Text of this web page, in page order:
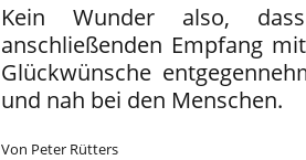
Kein Wunder also,
anschließenden Empfang
Glückwünsche
und nah bei den Menschen.
Von Peter Rütters